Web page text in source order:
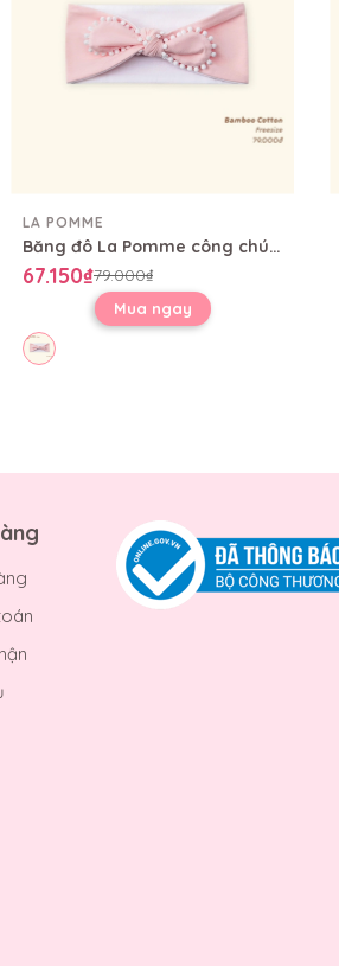
LA POMME
Băng đô La Pomme công chúa sương mai
67.150₫79.000₫
Mua ngay